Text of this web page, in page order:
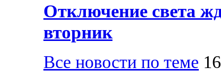
Отключение света
вторник
Все новости по теме